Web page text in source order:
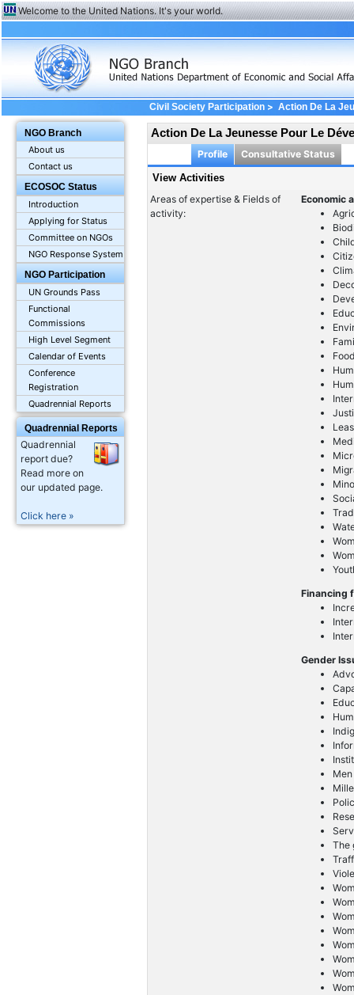
Welcome to the United Nations. It's your world.
NGO Branch
About us
Contact us
ECOSOC Status
Introduction
Applying for Status
Committee on NGOs
NGO Response System
NGO Participation
UN Grounds Pass
Functional
Commissions
High Level Segment
Calendar of Events
Conference
Registration
Quadrennial Reports
Quadrennial Reports
Quadrennial
report due?
Read more on
our updated page.
Click here »
Civil Society Participation> Action De La
Action De La Jeunesse Pour Le
Profile Consultative Status
View Activities
Areas of expertise & Fields of
activity:
Economic
Financing
Gender
The